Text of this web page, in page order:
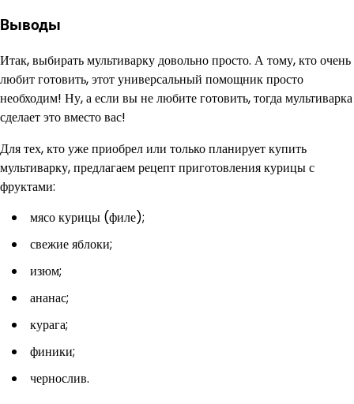
Выводы
Итак, выбирать мультиварку довольно просто. А тому, кто очень
любит готовить, этот универсальный помощник просто
необходим! Ну, а если вы не любите готовить, тогда мультиварка
сделает это вместо вас!
Для тех, кто уже приобрел или только планирует купить
мультиварку, предлагаем рецепт приготовления курицы с
фруктами:
мясо курицы (филе);
свежие яблоки;
изюм;
ананас;
курага;
финики;
чернослив.